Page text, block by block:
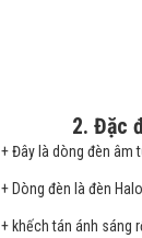
2. Đặc
+ Đây là dòng đèn âm
+ Dòng đèn là đèn
+ khếch tán ánh sáng